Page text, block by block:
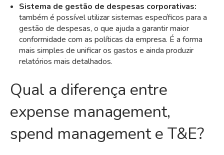
Sistema de gestão de despesas corporativas:
também é possível utilizar sistemas específicos para a
gestão de despesas, o que ajuda a garantir maior
conformidade com as políticas da empresa. É a forma
mais simples de unificar os gastos e ainda produzir
relatórios mais detalhados.
Qual a diferença entre
expense management,
spend management e T&E?